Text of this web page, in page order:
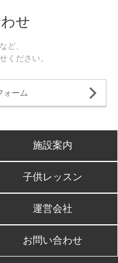
せ
ど、
ください。
ォーム
施設案内
子供レッスン
運営会社
お問い合わせ